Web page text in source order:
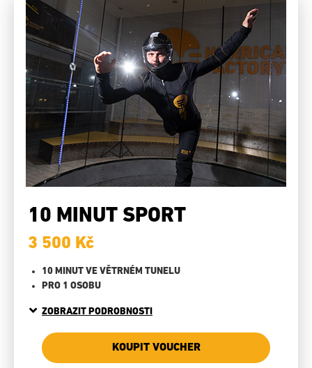
10 MINUT SPORT
3 500 Kč
10 MINUT VE VĚTRNÉM TUNELU
PRO 1 OSOBU
ZOBRAZIT PODROBNOSTI
KOUPIT VOUCHER